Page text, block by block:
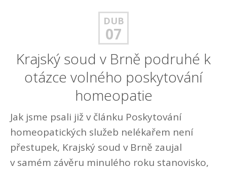
DUB
07
Krajský soud v Brně podruhé k
otázce volného poskytování
homeopatie
Jak jsme psali již v článku Poskytování
homeopatických služeb nelékařem není
přestupek, Krajský soud v Brně zaujal
v samém závěru minulého roku stanovisko,